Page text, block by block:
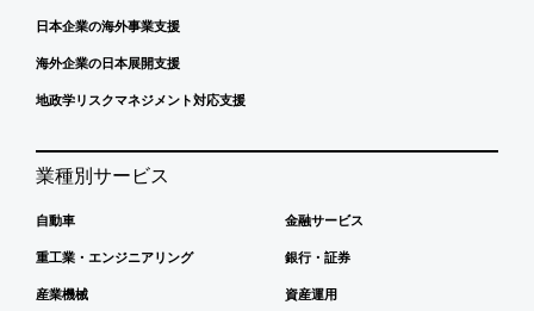
日本企業の海外事業支援
海外企業の日本展開支援
地政学リスクマネジメント対応支援
業種別サービス
自動車
重工業・エンジニアリング
産業機械
金融サービス
銀行・証券
資産運用